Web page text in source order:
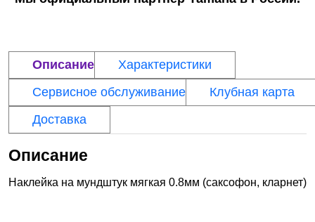
Описание
Характеристики
Сервисное обслуживание
Клубная карта
Доставка
Описание
Наклейка на мундштук мягкая 0.8мм (саксофон, кларнет)